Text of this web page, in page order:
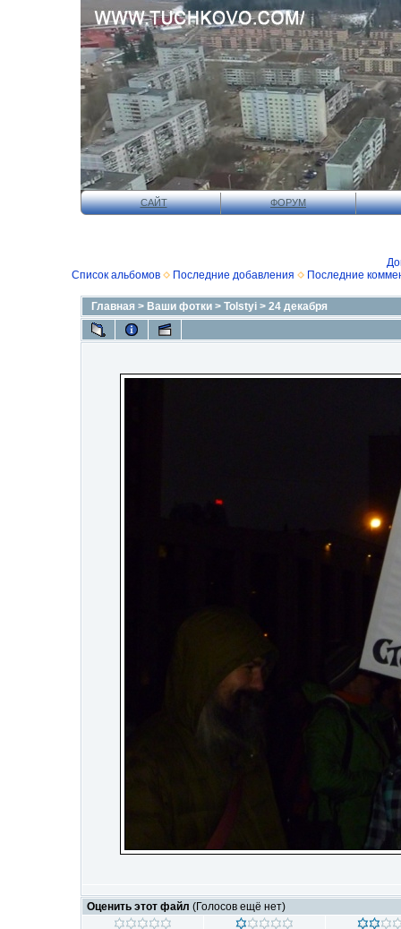
САЙТ ФОРУМ
Список альбомов
Последние добавления Последние
Главная > Ваши фотки > Tolstyi > 24 декабря
Оценить этот файл (Голосов ещё нет)